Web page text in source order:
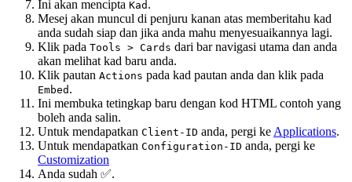
Ini akan mencipta Kad .
Mesej akan muncul di penjuru kanan atas memberitahu kad
anda sudah siap dan jika anda mahu menyesuaikannya lagi.
Klik pada Tools > Cards dari bar navigasi utama dan anda
akan melihat kad baru anda.
Klik pautan Actions pada kad pautan anda dan klik pada
Embed .
Ini membuka tetingkap baru dengan kod HTML contoh yang
boleh anda salin.
Untuk mendapatkan Client-ID anda, pergi keApplications.
Untuk mendapatkan Configuration-ID anda, pergi ke
Customization
Anda sudah ✅.